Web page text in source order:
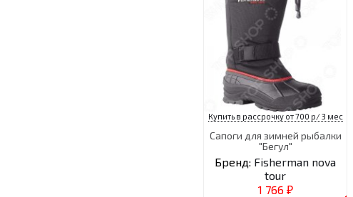
Купить в рассрочку от 700 р/ 3 мес
Сапоги для зимней рыбалки
"Бегул"
Бренд: Fisherman nova
tour
1 766 ₽